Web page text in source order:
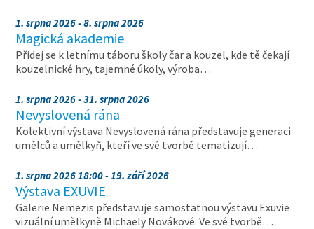
1. srpna 2026 - 8. srpna 2026
Magická akademie
Přidej se k letnímu táboru školy čar a kouzel, kde tě čekají
kouzelnické hry, tajemné úkoly, výroba…
1. srpna 2026 - 31. srpna 2026
Nevyslovená rána
Kolektivní výstava Nevyslovená rána představuje generaci
umělců a umělkyň, kteří ve své tvorbě tematizují…
1. srpna 2026 18:00 - 19. září 2026
Výstava EXUVIE
Galerie Nemezis představuje samostatnou výstavu Exuvie
vizuální umělkyně Michaely Novákové. Ve své tvorbě…